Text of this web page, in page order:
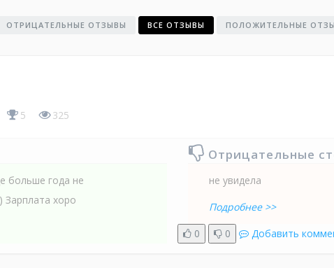
ОТРИЦАТЕЛЬНЫЕ ОТЗЫВЫ ВСЕ ОТЗЫВЫ ПОЛОЖИТЕЛЬНЫЕ
5 325
больше года не
Зарплата хоро
Отрицательные
не увидела
Подробнее >>
0
0 Добавить